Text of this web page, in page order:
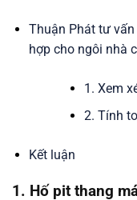
Thuận Phát tư
hợp cho ngôi nhà
1. Xem
2. Tính
Kết luận
1. Hố pit thang